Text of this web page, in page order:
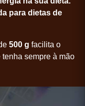
para dietas de
500 g facilita o
sempre à mão